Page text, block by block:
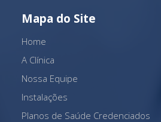
Mapa do Site
Home
A Clínica
Nossa Equipe
Instalações
Planos de Saúde Credenciados